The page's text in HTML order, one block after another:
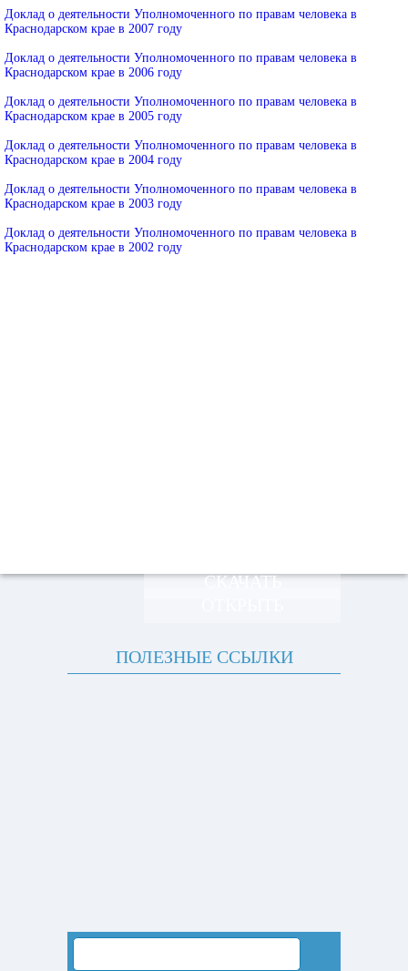
Доклад о деятельности Уполномоченного по правам человека в
Краснодарском крае в 2007 году
Доклад о деятельности Уполномоченного по правам человека в
Краснодарском крае в 2006 году
Доклад о деятельности Уполномоченного по правам человека в
Краснодарском крае в 2005 году
Доклад о деятельности Уполномоченного по правам человека в
Краснодарском крае в 2004 году
Доклад о деятельности Уполномоченного по правам человека в
Краснодарском крае в 2003 году
Доклад о деятельности Уполномоченного по правам человека в
Краснодарском крае в 2002 году
СКАЧАТЬ
ПОЛЕЗНЫЕ ССЫЛКИ